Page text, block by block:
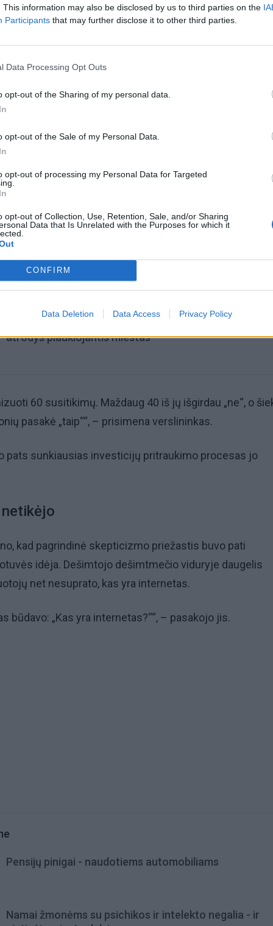
This information may also be disclosed by us to third parties on the
Participants that may further disclose it to other third parties.
Data Processing Opt Outs
opt-out of the Sharing of my personal data.
opt-out of the Sale of my Personal Data.
opt-out of processing my Personal Data for Targeted
opt-out of Collection, Use, Retention, Sale, and/or Sharing
Data that Is Unrelated with the Purposes for which it
CONFIRM
Data Deletion Data Access Privacy Policy
5 milijonais dolerių. Tam tikslui jis investuotojams
maždaug 1 % už 50 tūkstančių dolerių.
Tualetinis popierius traukiasi į praeitį: kuo jį pakeis
artimiausiu metu
atrodys plaukiojantis miestas
60 susitikimų. Maždaug 40 iš jų išgirdau „ne“, o
pasakė „taip““, – prisimena verslininkas.
pats sunkiausias investicijų pritraukimo procesas jo
kad pagrindinė skepticizmo priežastis buvo pati
idėja. Dešimtojo dešimtmečio viduryje daugelis
net nesuprato, kas yra internetas.
būdavo: „Kas yra internetas?““, – pasakojo jis.
Pensijų pinigai - naudotiems automobiliams
Namai žmonėms su psichikos ir intelekto negalia - ir